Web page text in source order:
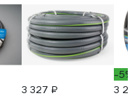
3 327 ₽
-5%
3